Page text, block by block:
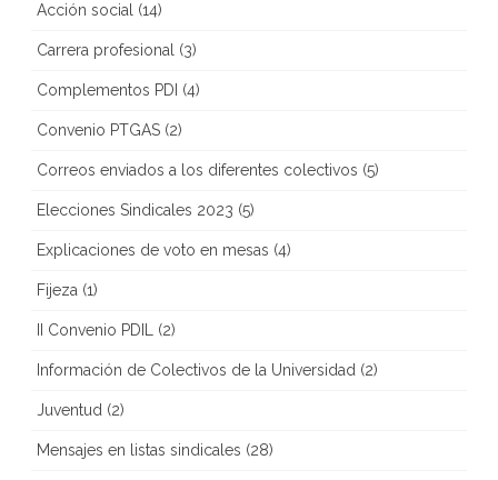
Acción social (14)
Carrera profesional (3)
Complementos PDI (4)
Convenio PTGAS (2)
Correos enviados a los diferentes colectivos (5)
Elecciones Sindicales 2023 (5)
Explicaciones de voto en mesas (4)
Fijeza (1)
II Convenio PDIL (2)
Información de Colectivos de la Universidad (2)
Juventud (2)
Mensajes en listas sindicales (28)